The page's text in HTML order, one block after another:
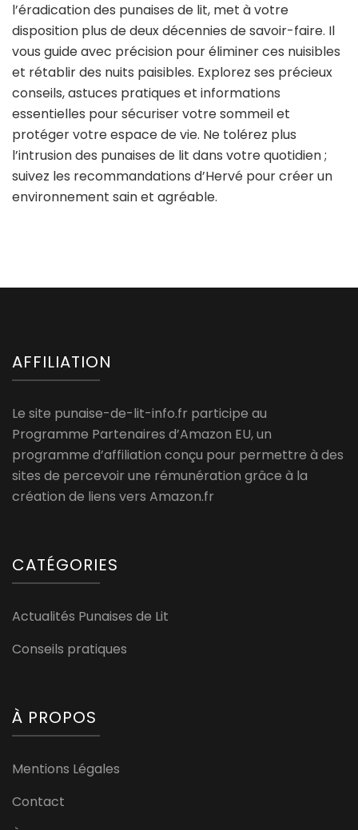
l’éradication des punaises de lit, met à votre
disposition plus de deux décennies de savoir-faire. Il
vous guide avec précision pour éliminer ces nuisibles
et rétablir des nuits paisibles. Explorez ses précieux
conseils, astuces pratiques et informations
essentielles pour sécuriser votre sommeil et
protéger votre espace de vie. Ne tolérez plus
l’intrusion des punaises de lit dans votre quotidien ;
suivez les recommandations d’Hervé pour créer un
environnement sain et agréable.
AFFILIATION
Le site punaise-de-lit-info.fr participe au
Programme Partenaires d’Amazon EU, un
programme d’affiliation conçu pour permettre à des
sites de percevoir une rémunération grâce à la
création de liens vers Amazon.fr
CATÉGORIES
Actualités Punaises de Lit
Conseils pratiques
À PROPOS
Mentions Légales
Contact